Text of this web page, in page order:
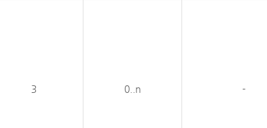
3 0..n -